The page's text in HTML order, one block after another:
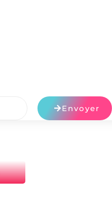
Envoyer